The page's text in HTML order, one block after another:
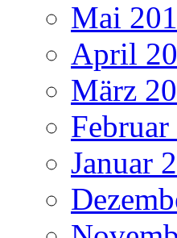
Mai
April
März
Januar